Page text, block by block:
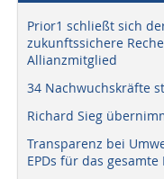
Prior1 schließt sich
zukunftssichere
Allianzmitglied
34 Nachwuchskräfte
Richard Sieg
Transparenz bei
EPDs für das